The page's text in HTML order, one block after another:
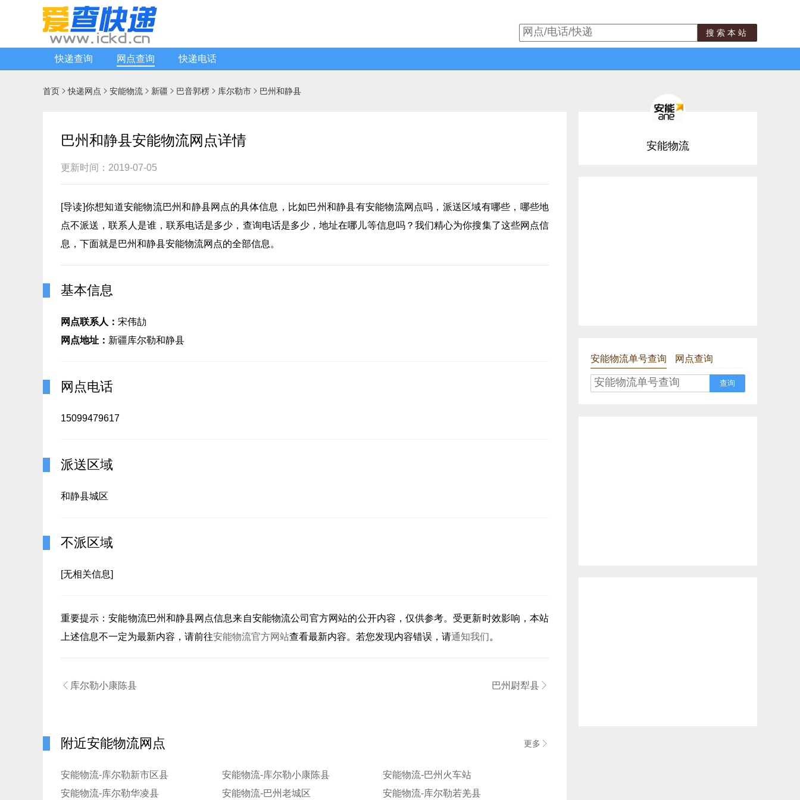
搜索本站
快递查询 网点查询 快递电话
首页 快递网点  安能物流  新疆  巴音郭楞  库尔勒市  巴州和静县
巴州和静县安能物流网点详情
更新时间：2019-07-05
[导读]你想知道安能物流巴州和静县网点的具体信息，比如巴州和静县有安能物流网点吗，派送区域有哪些，哪些地
点不派送，联系人是谁，联系电话是多少，查询电话是多少，地址在哪儿等信息吗？我们精心为你搜集了这些网点信
息，下面就是巴州和静县安能物流网点的全部信息。
基本信息
网点联系人： 宋伟劼
网点地址： 新疆库尔勒和静县
网点电话
15099479617
派送区域
和静县城区
不派区域
[无相关信息]
重要提示：安能物流巴州和静县网点信息来自安能物流公司官方网站的公开内容，仅供参考。受更新时效影响，本站
上述信息不一定为最新内容，请前往安能物流官方网站查看最新内容。若您发现内容错误，请通知我们。
 库尔勒小康陈县 巴州尉犁县 
附近安能物流网点 更多 
安能物流-库尔勒新市区县 安能物流-库尔勒小康陈县
安能物流-巴州火车站
安能物流-库尔勒华凌县
安能物流-巴州老城区
安能物流-库尔勒若羌县
安能物流
安能物流单号查询 网点查询
查询